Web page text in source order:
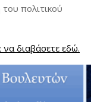
πολιτικού
να διαβάσετε εδώ.